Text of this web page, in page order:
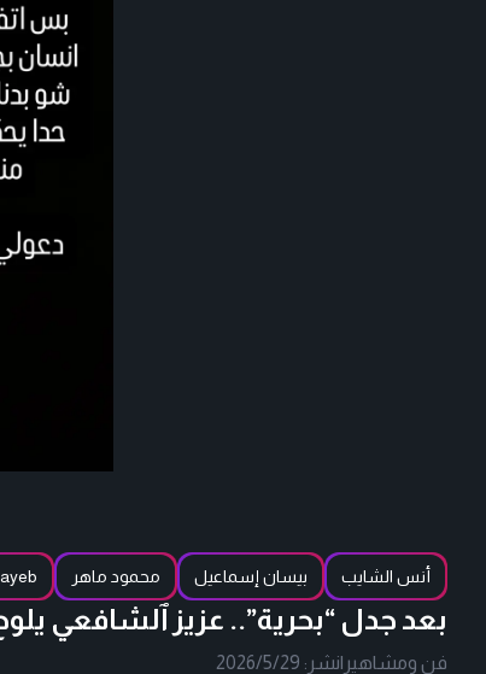
أنس الشايب بيسان إسماعيل محمود ماهر
بعد جدل “بحرية”.. عزيز ٱلشافعي
فن ومشاهير |نشر: 2026/5/29